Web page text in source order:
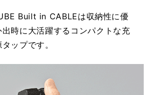
Built in CABLEは収納性に優
時に大活躍するコンパクトな充
ップです。